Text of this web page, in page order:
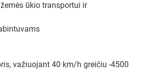
ūkio transportui ir
važiuojant 40 km/h greičiu -4500